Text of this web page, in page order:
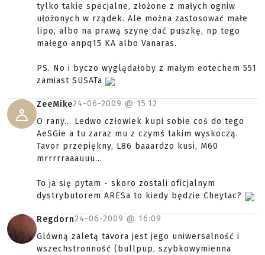
tylko takie specjalne, złożone z małych ogniw
ułożonych w rządek. Ale można zastosować małe
lipo, albo na prawą szynę dać puszkę, np tego
małego anpq15 KA albo Vanaras.
PS. No i byczo wyglądałoby z małym eotechem 551
zamiast SUSATa
ZeeMike24-06-2009 @ 15:12
O rany... Ledwo człowiek kupi sobie coś do tego
AeSGie a tu zaraz mu z czymś takim wyskoczą.
Tavor przepiękny, L86 baaardzo kusi, M60
mrrrrraaauuu...
To ja się pytam - skoro zostali oficjalnym
dystrybutorem ARESa to kiedy będzie Cheytac?
Regdorn24-06-2009 @ 16:09
Glówną zaletą tavora jest jego uniwersalność i
wszechstronność (bullpup, szybkowymienna